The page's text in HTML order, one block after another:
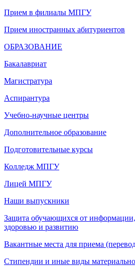
Прием в филиалы МПГУ
Прием иностранных абитуриентов
ОБРАЗОВАНИЕ
Бакалавриат
Магистратура
Аспирантура
Учебно-научные центры
Дополнительное образование
Подготовительные курсы
Колледж МПГУ
Лицей МПГУ
Наши выпускники
Защита обучающихся от
здоровью и развитию
Вакантные места для приема
Стипендии и иные виды